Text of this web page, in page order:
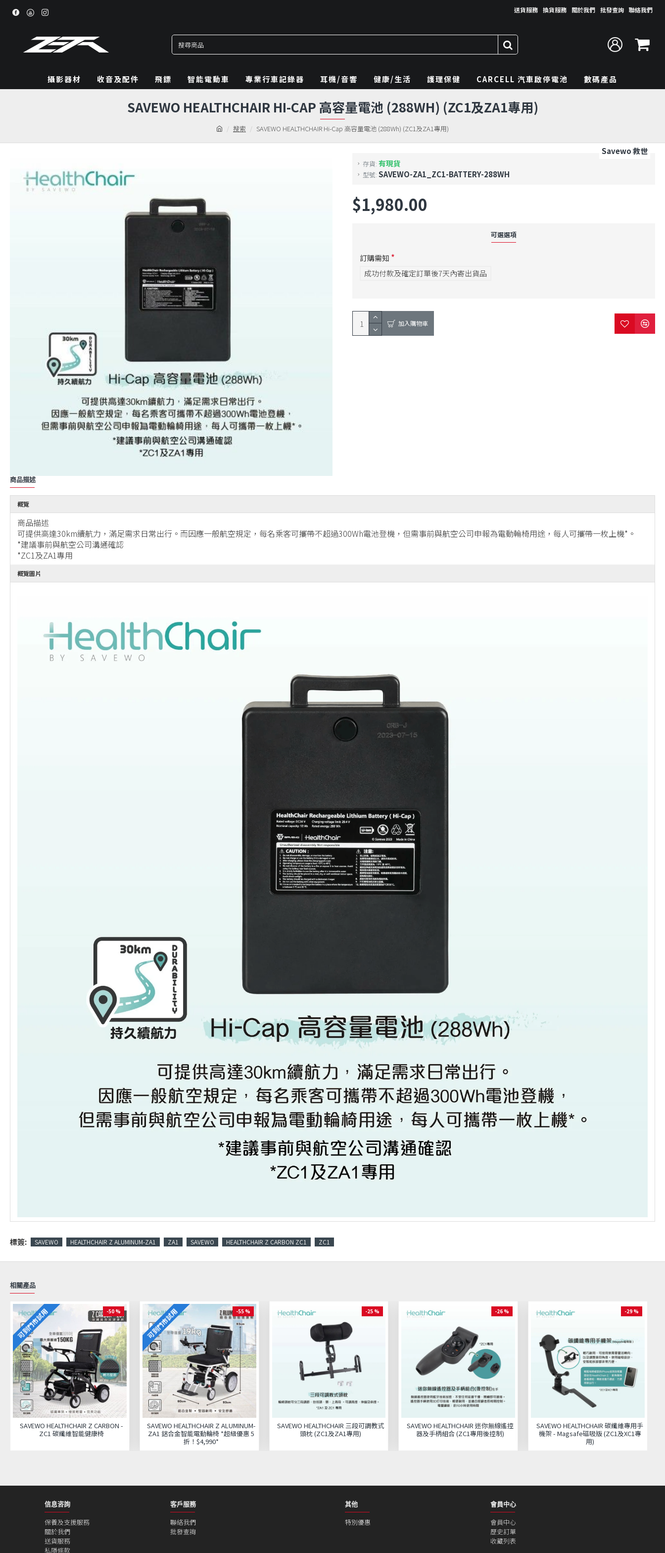
送貨服務 換貨服務 關於我們 批發查詢 聯絡我們
攝影器材 收音及配件 飛鏢 智能電動車 專業行車記錄器 耳機/音響 健康/生活 護理保健 CARCELL 汽車啟停電池 數碼產品
搜索 SAVEWO HEALTHCHAIR Hi-Cap 高容量電池 (288Wh) (ZC1及ZA1專用)
SAVEWO HEALTHCHAIR HI-CAP 高容量電池 (288WH) (ZC1及ZA1專用)
存貨: 有現貨
型號: SAVEWO-ZA1_ZC1-BATTERY-288WH
Savewo 救世
$1,980.00
可選選項
訂購需知
成功付款及確定訂單後7天內寄出貨品
加入購物車
商品描述
概覽
商品描述
可提供高達30km續航力，滿足需求日常出行。而因應一般航空規定，每名乘客可攜帶不超過300Wh電池登機，但需事前與航空公司申報為電動輪椅用途，每人可攜帶一枚上機*。
*建議事前與航空公司溝通確認
*ZC1及ZA1專用
概覽圖片
標簽: SAVEWO HEALTHCHAIR Z ALUMINUM-ZA1 ZA1 SAVEWO HEALTHCHAIR Z CARBON ZC1 ZC1
相關產品
可到門市試用 -50 %
SAVEWO HEALTHCHAIR Z CARBON -
ZC1 碳纖維智能健康椅
可到門市試用 -55 %
SAVEWO HEALTHCHAIR Z ALUMINUM-
ZA1 鋁合金智能電動輪椅 *超級優惠 5
折！$4,990*
-25 %
SAVEWO HEALTHCHAIR 三段可調教式
頭枕 (ZC1及ZA1專用)
-26 %
SAVEWO HEALTHCHAIR 迷你無線遙控
器及手柄組合 (ZC1專用後控制)
-29 %
SAVEWO HEALTHCHAIR 碳纖維專用手
機架 - Magsafe磁吸版 (ZC1及XC1專
用)
信息咨詢
保養及支援服務
關於我們
送貨服務
私隱條款
客戶服務
聯絡我們
批發查詢
其他
特別優惠
會員中心
會員中心
歷史訂單
收藏列表